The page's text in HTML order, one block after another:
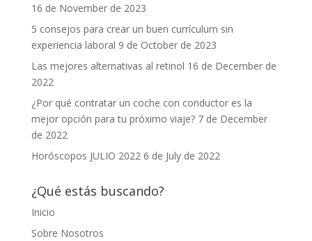
16 de November de 2023
5 consejos para crear un buen currículum sin
experiencia laboral 9 de October de 2023
Las mejores alternativas al retinol 16 de December de
2022
¿Por qué contratar un coche con conductor es la
mejor opción para tu próximo viaje? 7 de December
de 2022
Horóscopos JULIO 2022 6 de July de 2022
¿Qué estás buscando?
Inicio
Sobre Nosotros